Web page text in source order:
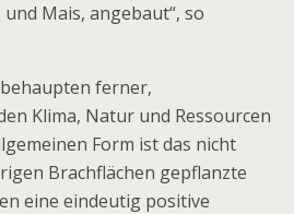
Mais, angebaut“, so
behaupten ferner,
Klima, Natur und Ressourcen
Form ist das nicht
Brachflächen gepflanzte
eine eindeutig positive